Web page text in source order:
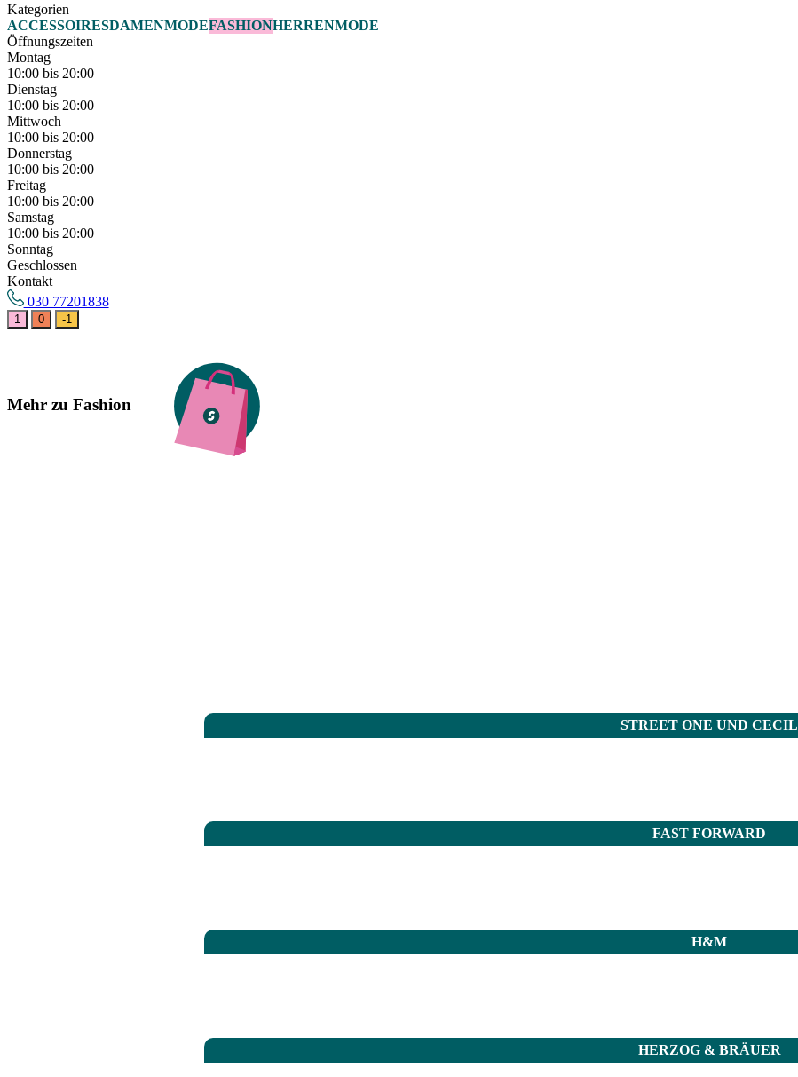
Kategorien
ACCESSOIRESDAMENMODEFASHIONHERRENMODE
Öffnungszeiten
Montag
10:00 bis 20:00
Dienstag
10:00 bis 20:00
Mittwoch
10:00 bis 20:00
Donnerstag
10:00 bis 20:00
Freitag
10:00 bis 20:00
Samstag
10:00 bis 20:00
Sonntag
Geschlossen
Kontakt
030 77201838
1 0 -1
Mehr zu Fashion
STREET ONE UND CECIL
FAST FORWARD
H&M
HERZOG & BRÄUER